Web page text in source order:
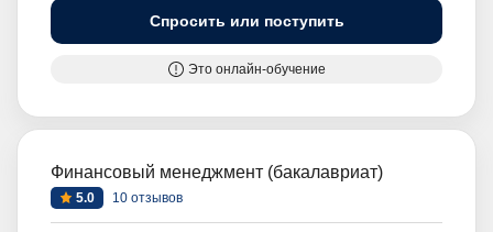
Спросить или поступить
Это онлайн-обучение
Финансовый менеджмент (бакалавриат)
5.0 10 отзывов